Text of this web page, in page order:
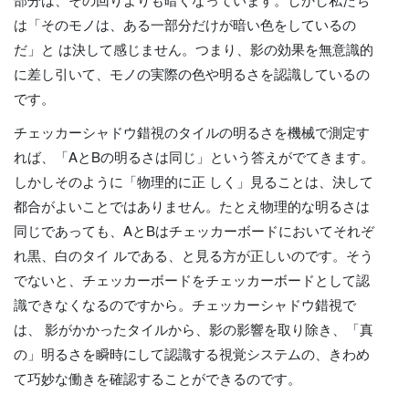
は「そのモノは、ある一部分だけが暗い色をしているの
だ」と は決して感じません。つまり、影の効果を無意識的
に差し引いて、モノの実際の色や明るさを認識しているの
です。
チェッカーシャドウ錯視のタイルの明るさを機械で測定す
れば、「AとBの明るさは同じ」という答えがでてきます。
しかしそのように「物理的に正 しく」見ることは、決して
都合がよいことではありません。たとえ物理的な明るさは
同じであっても、AとBはチェッカーボードにおいてそれぞ
れ黒、白のタイ ルである、と見る方が正しいのです。そう
でないと、チェッカーボードをチェッカーボードとして認
識できなくなるのですから。チェッカーシャドウ錯視で
は、 影がかかったタイルから、影の影響を取り除き、「真
の」明るさを瞬時にして認識する視覚システムの、きわめ
て巧妙な働きを確認することができるのです。